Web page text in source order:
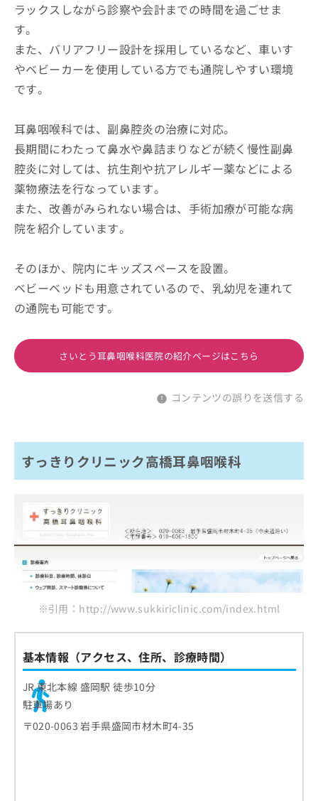
ラックスしながら診察や会計までの時間を過ごせま
す。
また、バリアフリー設計を採用しているなど、車いす
やベビーカーを使用している方でも通院しやすい環境
です。
耳鼻咽喉科では、副鼻腔炎の治療に対応。
長期間にわたって鼻水や鼻詰まりなどが続く慢性副鼻
腔炎に対しては、抗生剤や抗アレルギー薬などによる
薬物療法を行なっています。
また、改善がみられない場合は、手術加療が可能な病
院を紹介しています。
そのほか、院内にキッズスペースを設置。
ベビーベッドも用意されているので、乳幼児を連れて
の通院も可能です。
さいとう耳鼻咽喉科医院の紹介ページはこちら
コンテンツの誤りを送信する
すっきりクリニック高橋耳鼻咽喉科
※引用：http://www.sukkiriclinic.com/index.html
基本情報（アクセス、住所、診療時間）
JR 東北本線 盛岡駅 徒歩10分
駐車場あり
〒020-0063 岩手県盛岡市材木町4-35